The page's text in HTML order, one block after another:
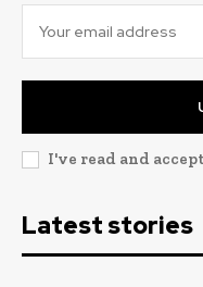
I've read and
Latest stories